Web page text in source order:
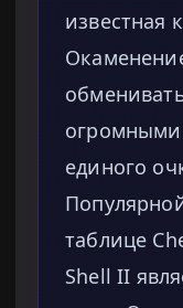
известная
огромными
единого
таблице
Shell II